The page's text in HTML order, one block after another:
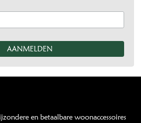
en betaalbare woonaccessoires